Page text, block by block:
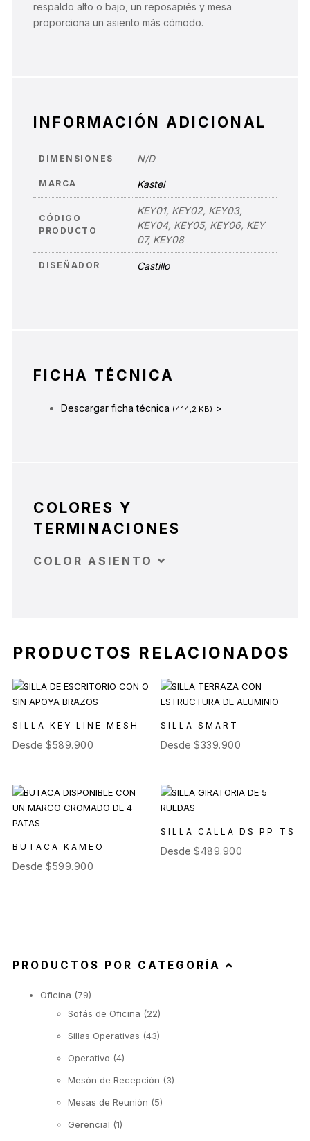
respaldo alto o bajo, un reposapiés y mesa
proporciona un asiento más cómodo.
INFORMACIÓN ADICIONAL
DIMENSIONES N/D
MARCA Kastel
CÓDIGO
PRODUCTO
KEY01, KEY02, KEY03,
KEY04, KEY05, KEY06, KEY
07, KEY08
DISEÑADOR Castillo
FICHA TÉCNICA
Descargar ficha técnica (414,2 KB) >
COLORES Y
TERMINACIONES
COLOR ASIENTO
PRODUCTOS RELACIONADOS
SILLA KEY LINE MESH
Desde $589.900
SILLA SMART
Desde$339.900
BUTACA KAMEO
Desde $599.900
SILLA CALLA DS PP_TS
Desde$489.900
PRODUCTOS POR CATEGORÍA
Oficina (79)
Sofás de Oficina (22)
Sillas Operativas (43)
Operativo (4)
Mesón de Recepción (3)
Mesas de Reunión (5)
Gerencial (1)